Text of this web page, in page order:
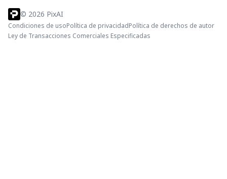
© 2026 PixAI
Condiciones de usoPolítica de privacidadPolítica de derechos de autor
Ley de Transacciones Comerciales Especificadas